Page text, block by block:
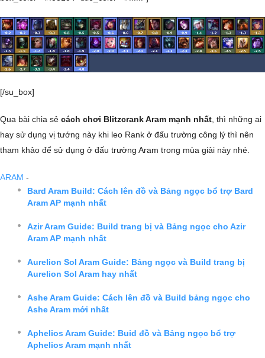
[/su_box]
Qua bài chia sẻ cách chơi Blitzcrank Aram mạnh nhất, thì những ai
hay sử dụng vị tướng này khi leo Rank ở đấu trường công lý thì nên
tham khảo để sử dụng ở đấu trường Aram trong mùa giải này nhé.
ARAM -
Bard Aram Build: Cách lên đồ và Bảng ngọc bổ trợ Bard
Aram AP mạnh nhất
Azir Aram Guide: Build trang bị và Bảng ngọc cho Azir
Aram AP mạnh nhất
Aurelion Sol Aram Guide: Bảng ngọc và Build trang bị
Aurelion Sol Aram hay nhất
Ashe Aram Guide: Cách lên đồ và Build bảng ngọc cho
Ashe Aram mới nhất
Aphelios Aram Guide: Buid đồ và Bảng ngọc bổ trợ
Aphelios Aram mạnh nhất